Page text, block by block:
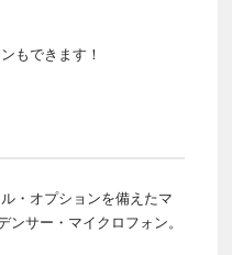
もできます！
・オプションを備えたマ
ンサー・マイクロフォン。